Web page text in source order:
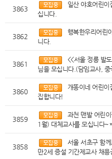
3863
일산 야호어린이
십니다.
3862
행복한우리어린
니다.
3861
<<서울 정릉 발
님을 모십니다.(담임교사,
3860
개똥이네 어린이
집합니다!
3859
과천 맨발 어린
1월) 대체교사를 모십니다~*
3858
서울 서초구 함
만2세 증설 기간제교사 채용